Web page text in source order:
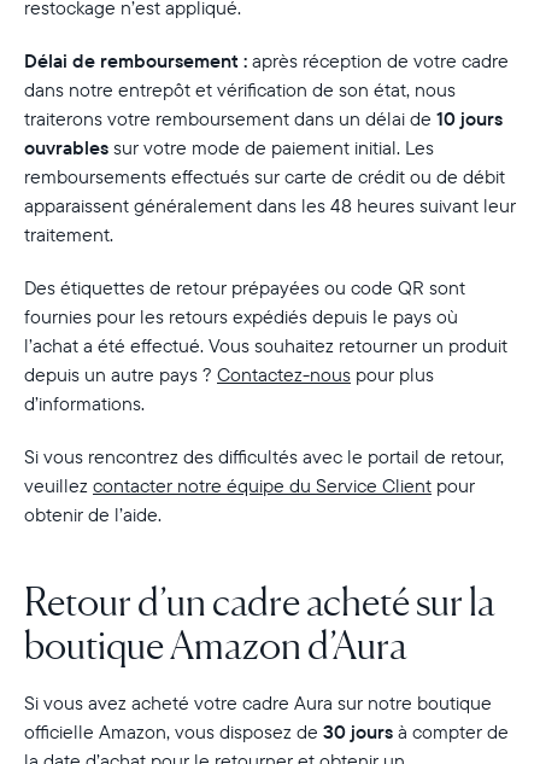
Actuelle
France
Français
Choisissez votre localisation
Choisir la langue:
Continuer
restockage n’est appliqué.
Délai de remboursement : après réception de votre cadre
dans notre entrepôt et vérification de son état, nous
traiterons votre remboursement dans un délai de 10 jours
ouvrables sur votre mode de paiement initial. Les
remboursements effectués sur carte de crédit ou de débit
apparaissent généralement dans les 48 heures suivant leur
traitement.
Des étiquettes de retour prépayées ou code QR sont
fournies pour les retours expédiés depuis le pays où
l’achat a été effectué. Vous souhaitez retourner un produit
depuis un autre pays ? Contactez-nous pour plus
d’informations.
Si vous rencontrez des difficultés avec le portail de retour,
veuillez contacter notre équipe du Service Client pour
obtenir de l’aide.
Retour d’un cadre acheté sur la
boutique Amazon d’Aura
Si vous avez acheté votre cadre Aura sur notre boutique
officielle Amazon, vous disposez de 30 jours à compter de